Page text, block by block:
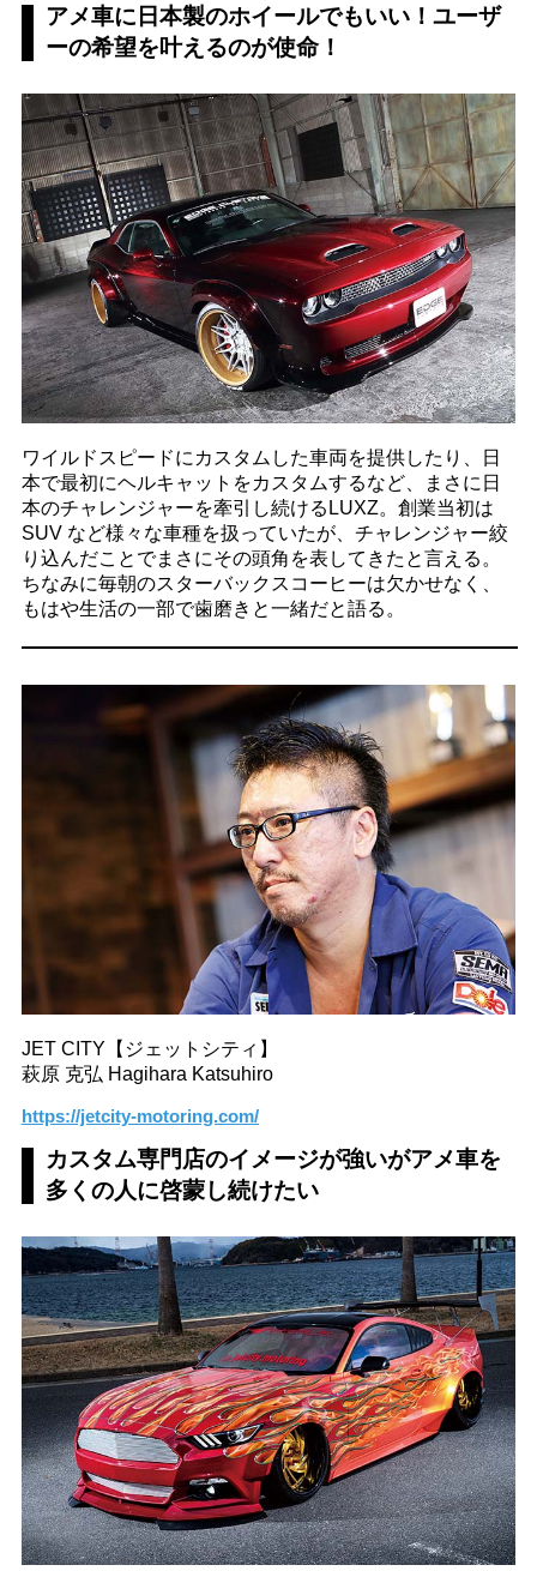
アメ車に日本製のホイールでもいい！ユーザ
ーの希望を叶えるのが使命！
ワイルドスピードにカスタムした車両を提供したり、日
本で最初にヘルキャットをカスタムするなど、まさに日
本のチャレンジャーを牽引し続けるLUXZ。創業当初は
SUV など様々な車種を扱っていたが、チャレンジャー絞
り込んだことでまさにその頭角を表してきたと言える。
ちなみに毎朝のスターバックスコーヒーは欠かせなく、
もはや生活の一部で歯磨きと一緒だと語る。
JET CITY【ジェットシティ】
萩原 克弘 Hagihara Katsuhiro
https://jetcity-motoring.com/
カスタム専門店のイメージが強いがアメ車を
多くの人に啓蒙し続けたい